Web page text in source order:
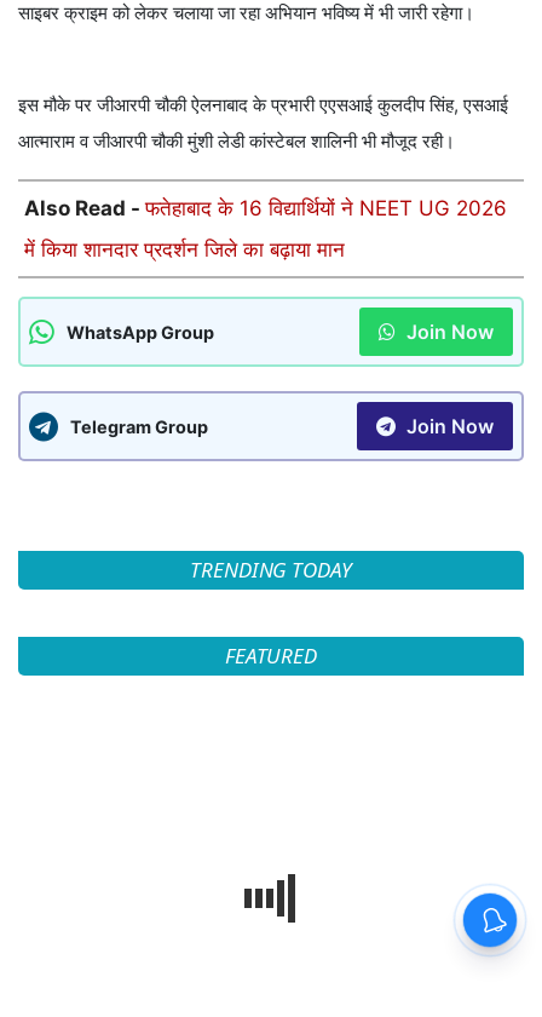
साइबर क्राइम को लेकर चलाया जा रहा अभियान भविष्य में भी जारी रहेगा।
इस मौके पर जीआरपी चौकी ऐलनाबाद के प्रभारी एएसआई कुलदीप सिंह, एसआई
आत्माराम व जीआरपी चौकी मुंशी लेडी कांस्टेबल शालिनी भी मौजूद रही।
Also Read -फतेहाबाद के 16 विद्यार्थियों ने NEET UG 2026
में किया शानदार प्रदर्शन जिले का बढ़ाया मान
WhatsApp Group Join Now
Telegram Group Join Now
TRENDING TODAY
FEATURED